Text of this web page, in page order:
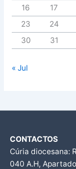
16
17
23
24
30
31
« Jul
CONTACTOS
Cúria diocesana:
040 A.H,